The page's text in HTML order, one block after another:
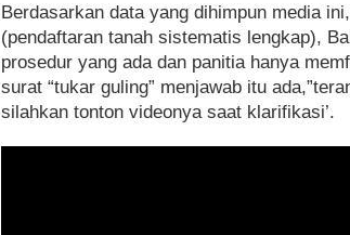
Berdasarkan data yang dihimpun media
(pendaftaran tanah sistematis lengkap),
prosedur yang ada dan panitia hanya
surat “tukar guling” menjawab itu
silahkan tonton videonya saat klarifikasi’.